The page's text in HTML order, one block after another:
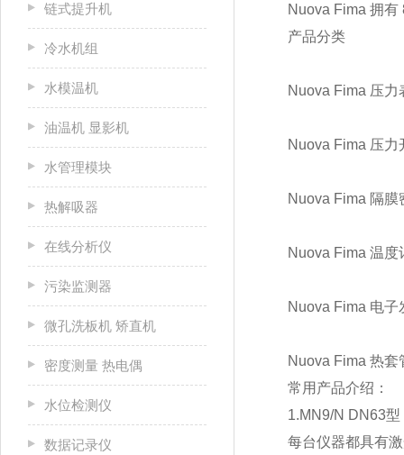
链式提升机
冷水机组
水模温机
油温机 显影机
水管理模块
热解吸器
在线分析仪
污染监测器
微孔洗板机 矫直机
密度测量 热电偶
水位检测仪
数据记录仪
Nuova Fima 拥
产品分类
Nuova Fima 压力
Nuova Fima 压力
Nuova Fima 隔膜
Nuova Fima 温度
Nuova Fima 电子
Nuova Fima 热套
常用产品介绍：
1.MN9/N DN63型
每台仪器都具有